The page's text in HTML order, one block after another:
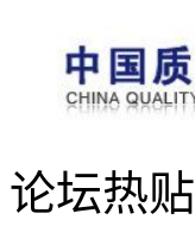
论坛热贴